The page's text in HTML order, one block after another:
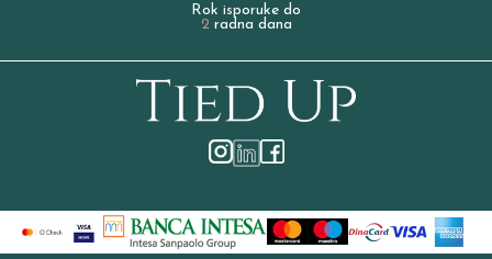
Rok isporuke do
2radna dana